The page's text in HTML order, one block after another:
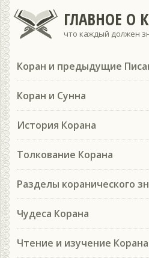
ГЛАВНОЕ О
что каждый должен
Коран и предыдущие
Коран и Сунна
История Корана
Толкование Корана
Разделы коранического
Чудеса Корана
Чтение и изучение Корана